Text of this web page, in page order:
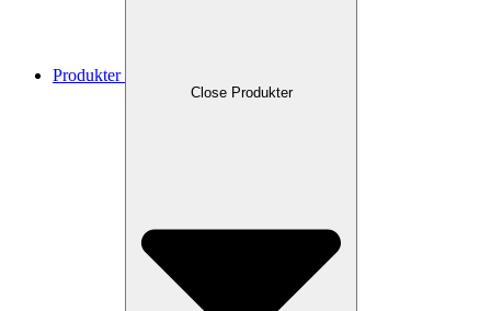
Produkter
Close Produkter